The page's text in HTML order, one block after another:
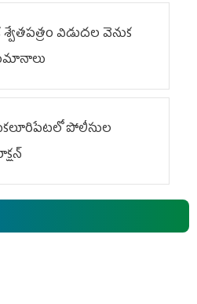
శ్వేతపత్రం విడుదల వెనుక
పోలీసుల